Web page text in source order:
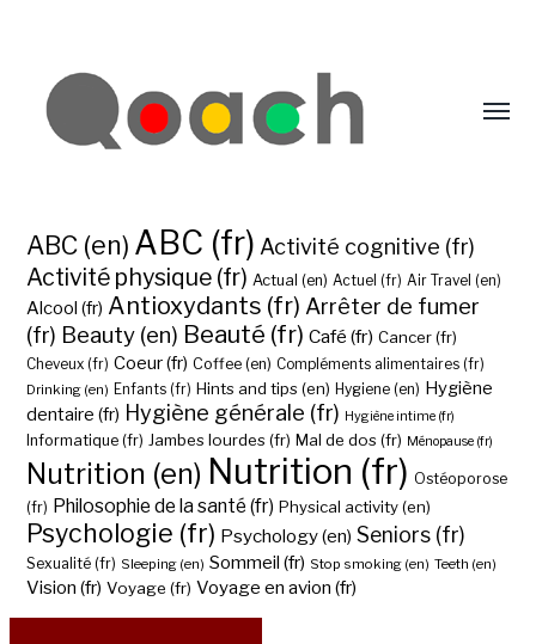
ABC (en) ABC (fr) Activité cognitive (fr)
Activité physique (fr) Actual (en) Actuel (fr) Air Travel (en)
Alcool (fr) Antioxydants (fr) Arrêter de fumer
(fr) Beauty (en) Beauté (fr) Café (fr) Cancer (fr)
Cheveux (fr) Coeur (fr) Coffee (en) Compléments alimentaires (fr)
Drinking (en) Enfants (fr) Hints and tips (en) Hygiene (en) Hygiène
dentaire (fr) Hygiène générale (fr) Hygiène intime (fr)
Informatique (fr) Jambes lourdes (fr) Mal de dos (fr) Ménopause (fr)
Nutrition (en) Nutrition (fr) Ostéoporose
(fr) Philosophie de la santé (fr) Physical activity (en)
Psychologie (fr) Psychology (en) Seniors (fr)
Sexualité (fr) Sleeping (en) Sommeil (fr) Stop smoking (en) Teeth (en)
Vision (fr) Voyage (fr) Voyage en avion (fr)